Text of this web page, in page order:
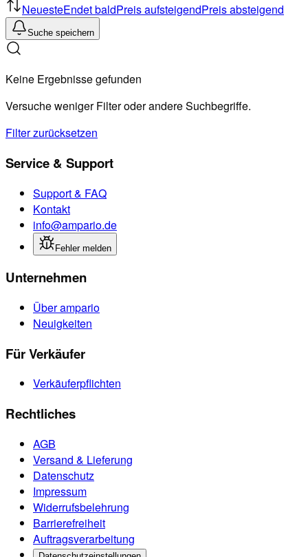
NeuesteEndet baldPreis aufsteigendPreis absteigend
Suche speichern
Keine Ergebnisse gefunden
Versuche weniger Filter oder andere Suchbegriffe.
Filter zurücksetzen
Service & Support
Support & FAQ
Kontakt
info@ampario.de
Fehler melden
Unternehmen
Über ampario
Neuigkeiten
Für Verkäufer
Verkäuferpflichten
Rechtliches
AGB
Versand & Lieferung
Datenschutz
Impressum
Widerrufsbelehrung
Barrierefreiheit
Auftragsverarbeitung